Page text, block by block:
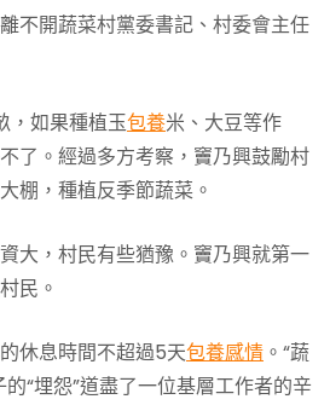
不開蔬菜村黨委書記、村委會主任
，如果種植玉包養米、大豆等作
了。經過多方考察，竇乃興鼓勵村
棚，種植反季節蔬菜。
大，村民有些猶豫。竇乃興就第一
民。
休息時間不超過5天包養感情 。“蔬
“埋怨”道盡了一位基層工作者的辛